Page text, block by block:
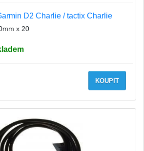
D2 Charlie / tactix Charlie
x 20
KOUPIT